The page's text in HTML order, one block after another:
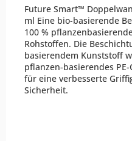
Future Smart™
ml Eine bio-basierende
100 %
Rohstoffen. Die
basierendem Kunststoff
pflanzen-basierendes
für eine verbesserte
Sicherheit.